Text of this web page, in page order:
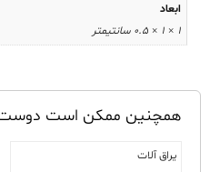
ابعاد
1 × 1 × 0.5 سانتیمتر
همچنین ممکن است دوست
یراق آلات